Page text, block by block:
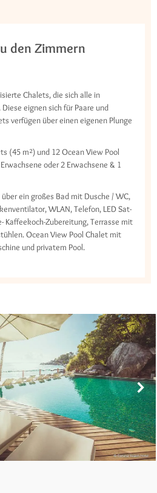
den Zimmern
Chalets, die sich alle in
eignen sich für Paare und
verfügen über einen eigenen Plunge
(45 m²) und 12 Ocean View Pool
oder 2 Erwachsene & 1
ein großes Bad mit Dusche / WC,
WLAN, Telefon, LED Sat-
Kaffeekoch-Zubereitung, Terrasse mit
Ocean View Pool Chalet mit
und privatem Pool.